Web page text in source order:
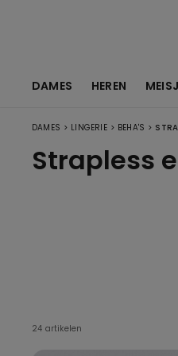
DAMES HEREN
DAMES > LINGERIE > BEHA'S >
Strapless
24 artikelen